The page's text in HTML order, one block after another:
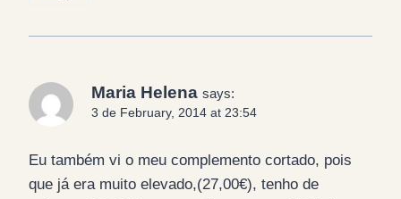
Maria Helena says:
3 de February, 2014 at 23:54
Eu também vi o meu complemento cortado, pois
que já era muito elevado,(27,00€), tenho de